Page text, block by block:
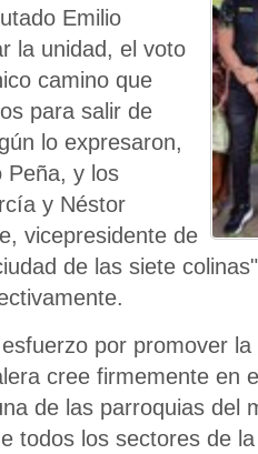
Emilio
la unidad, el voto
camino que
para salir de
lo expresaron,
Peña, y los
y Néstor
vicepresidente de
de las siete
por promover
cree firmemente en
de las parroquias del
todos los sectores de